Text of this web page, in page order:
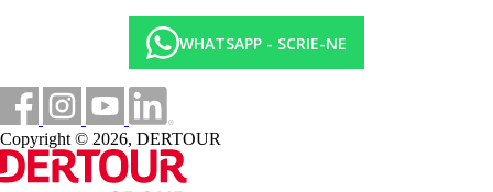
WHATSAPP - SCRIE-NE
Copyright © 2026, DERTOUR